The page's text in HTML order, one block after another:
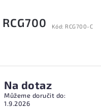
Kód: RCG700-C
Na dotaz
Můžeme doručit do:
1.9.2026